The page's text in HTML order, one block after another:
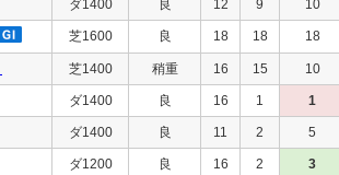
ダ1400 良 12 9 10
芝1600 良 18 18 18
芝1400 稍重 16 15 10
ダ1400 良 16 1 1
ダ1400 良 11 2 5
ダ1200 良 16 2 3